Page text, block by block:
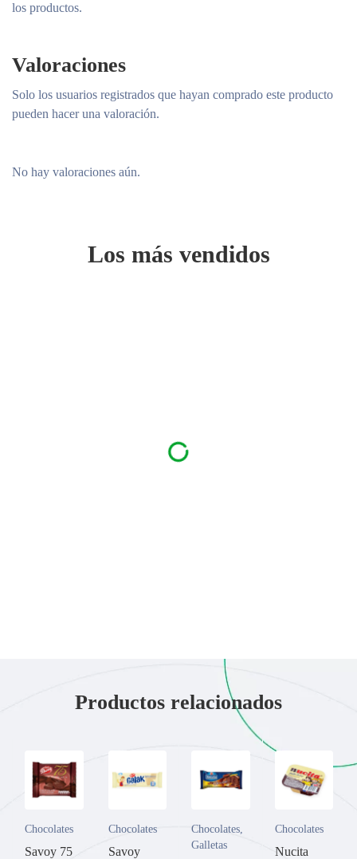
los productos.
Valoraciones
No hay valoraciones aún.
Solo los usuarios registrados que hayan comprado este producto
pueden hacer una valoración.
Los más vendidos
Productos relacionados
Chocolates
Savoy 75
Chocolates
Savoy
Chocolates
Galletas
Chocolates
Nucita